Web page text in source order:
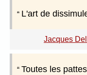
L'art de
Jacques
Toutes les